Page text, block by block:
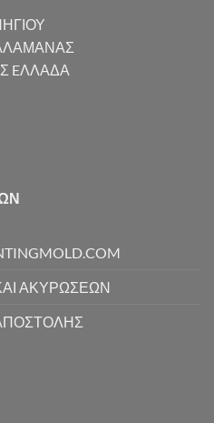
EΛΛΑΔΑ
ΑΚΥΡΩΣΕΩΝ